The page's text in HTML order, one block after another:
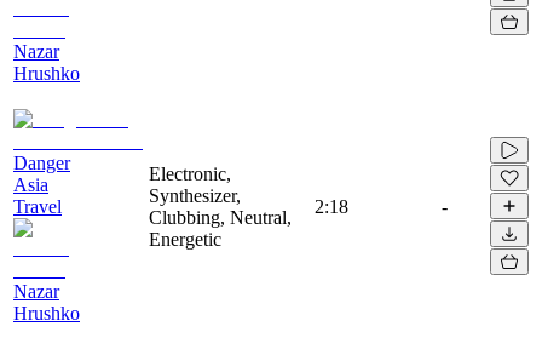
Nazar
Hrushko
Danger
Asia
Travel
Nazar
Hrushko
Electronic,
Synthesizer,
Clubbing, Neutral,
Energetic
2:18 -